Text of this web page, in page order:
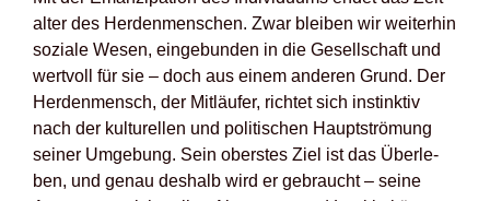
al­ter des Her­den­men­schen. Zwar blei­ben wir wei­ter­hin
sozia­le Wesen, ein­ge­bun­den in die Gesell­schaft und
wert­voll für sie – doch aus einem ande­ren Grund. Der
Her­den­mensch, der Mit­läu­fer, rich­tet sich instink­tiv
nach der kul­tu­rel­len und poli­ti­schen Haupt­strö­mung
sei­ner Umge­bung. Sein obers­tes Ziel ist das Über­le­
ben, und genau des­halb wird er gebraucht – sei­ne